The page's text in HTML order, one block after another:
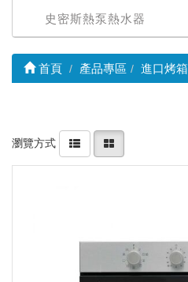
史密斯熱泵熱水器
首頁 產品專區 進口烤箱
瀏覽方式